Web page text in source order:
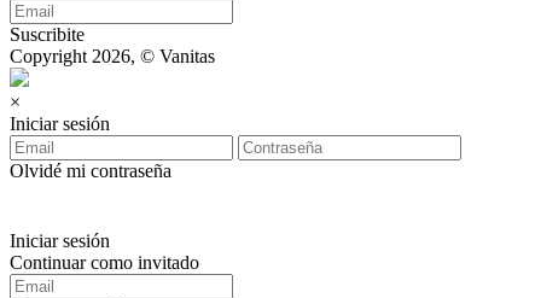
Suscribite
Copyright 2026, © Vanitas
×
Iniciar sesión
Olvidé mi contraseña
Iniciar sesión
Continuar como invitado